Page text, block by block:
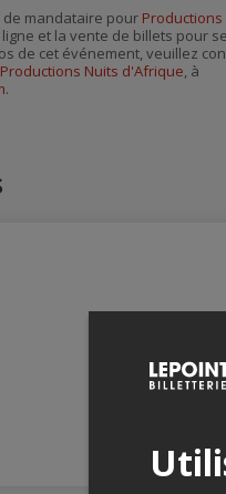
de mandataire pour
et la vente de billets pour
de cet événement, veuillez
Productions Nuits d'Afrique, à
.